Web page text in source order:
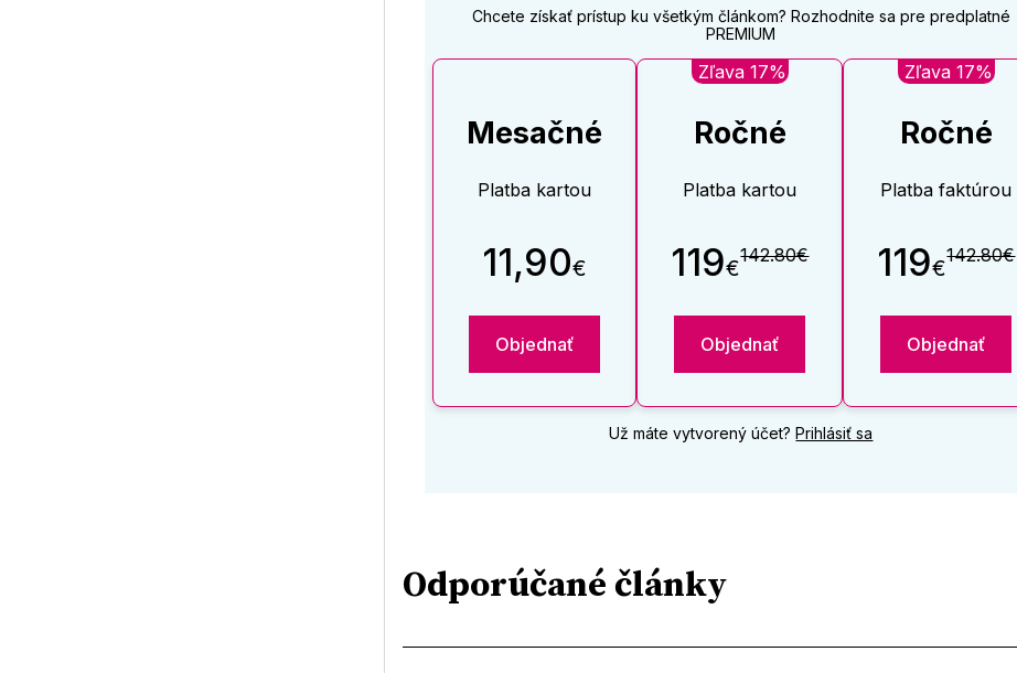
Chcete získať prístup ku všetkým článkom? Rozhodnite sa pre predplatné
PREMIUM
Mesačné
Platba kartou
11,90€
Objednať
Zľava 17%
Ročné
Platba kartou
119€142.80€
Objednať
Zľava 17%
Ročné
Platba faktúrou
119€142.80€
Objednať
Už máte vytvorený účet?Prihlásiť sa
Odporúčané články